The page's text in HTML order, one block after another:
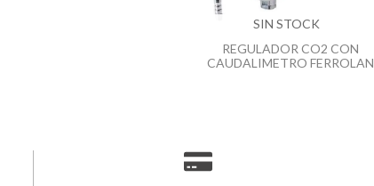
SIN STOCK
REGULADOR CO2 CON
CAUDALIMETRO FERROLAN